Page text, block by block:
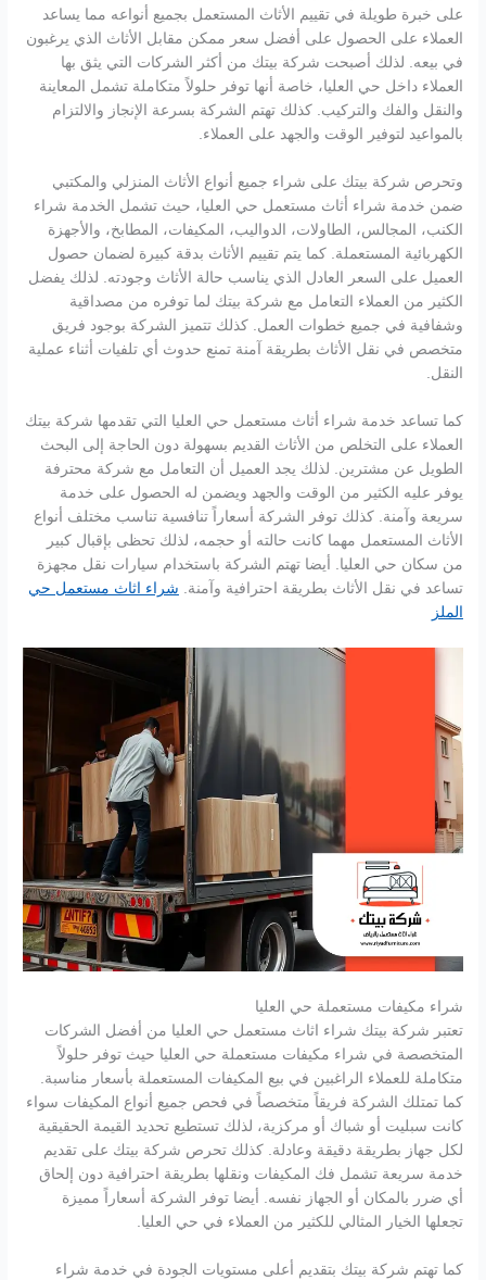
على خبرة طويلة في تقييم الأثاث المستعمل بجميع أنواعه مما يساعد
العملاء على الحصول على أفضل سعر ممكن مقابل الأثاث الذي يرغبون
في بيعه. لذلك أصبحت شركة بيتك من أكثر الشركات التي يثق بها
العملاء داخل حي العليا، خاصة أنها توفر حلولاً متكاملة تشمل المعاينة
والنقل والفك والتركيب. كذلك تهتم الشركة بسرعة الإنجاز والالتزام
بالمواعيد لتوفير الوقت والجهد على العملاء.
وتحرص شركة بيتك على شراء جميع أنواع الأثاث المنزلي والمكتبي
ضمن خدمة شراء أثاث مستعمل حي العليا، حيث تشمل الخدمة شراء
الكنب، المجالس، الطاولات، الدواليب، المكيفات، المطابخ، والأجهزة
الكهربائية المستعملة. كما يتم تقييم الأثاث بدقة كبيرة لضمان حصول
العميل على السعر العادل الذي يناسب حالة الأثاث وجودته. لذلك يفضل
الكثير من العملاء التعامل مع شركة بيتك لما توفره من مصداقية
وشفافية في جميع خطوات العمل. كذلك تتميز الشركة بوجود فريق
متخصص في نقل الأثاث بطريقة آمنة تمنع حدوث أي تلفيات أثناء عملية
النقل.
كما تساعد خدمة شراء أثاث مستعمل حي العليا التي تقدمها شركة بيتك
العملاء على التخلص من الأثاث القديم بسهولة دون الحاجة إلى البحث
الطويل عن مشترين. لذلك يجد العميل أن التعامل مع شركة محترفة
يوفر عليه الكثير من الوقت والجهد ويضمن له الحصول على خدمة
سريعة وآمنة. كذلك توفر الشركة أسعاراً تنافسية تناسب مختلف أنواع
الأثاث المستعمل مهما كانت حالته أو حجمه، لذلك تحظى بإقبال كبير
من سكان حي العليا. أيضا تهتم الشركة باستخدام سيارات نقل مجهزة
تساعد في نقل الأثاث بطريقة احترافية وآمنة. شراء اثاث مستعمل حي
الملز
شراء مكيفات مستعملة حي العليا
تعتبر شركة بيتك شراء اثاث مستعمل حي العليا من أفضل الشركات
المتخصصة في شراء مكيفات مستعملة حي العليا حيث توفر حلولاً
متكاملة للعملاء الراغبين في بيع المكيفات المستعملة بأسعار مناسبة.
كما تمتلك الشركة فريقاً متخصصاً في فحص جميع أنواع المكيفات سواء
كانت سبليت أو شباك أو مركزية، لذلك تستطيع تحديد القيمة الحقيقية
لكل جهاز بطريقة دقيقة وعادلة. كذلك تحرص شركة بيتك على تقديم
خدمة سريعة تشمل فك المكيفات ونقلها بطريقة احترافية دون إلحاق
أي ضرر بالمكان أو الجهاز نفسه. أيضا توفر الشركة أسعاراً مميزة
تجعلها الخيار المثالي للكثير من العملاء في حي العليا.
كما تهتم شركة بيتك بتقديم أعلى مستويات الجودة في خدمة شراء